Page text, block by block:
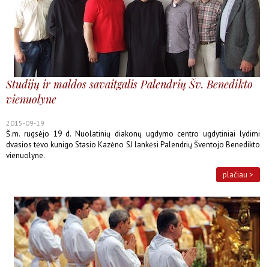
Studijų ir maldos savaitgalis Palendrių Šv. Benedikto
vienuolyne
2015-09-19
Š.m. rugsėjo 19 d. Nuolatinių diakonų ugdymo centro ugdytiniai lydimi
dvasios tėvo kunigo Stasio Kazėno SJ lankėsi Palendrių Šventojo Benedikto
vienuolyne.
plačiau >